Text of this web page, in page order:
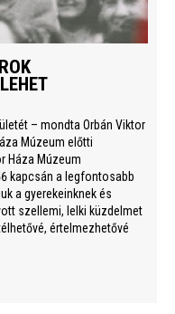
– mondta Orbán Viktor
Múzeum előtti
Háza Múzeum
kapcsán a legfontosabb
a gyerekeinknek és
szellemi, lelki küzdelmet
értelmezhetővé